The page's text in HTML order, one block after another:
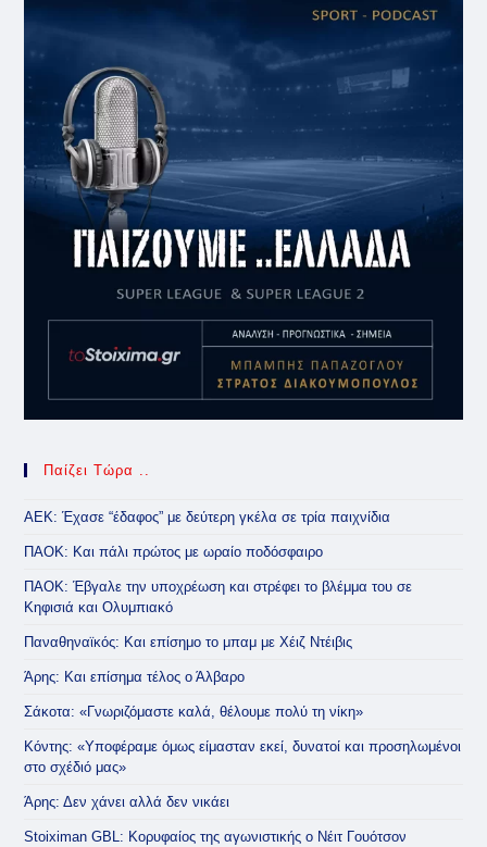
Παίζει Τώρα ..
ΑΕΚ: Έχασε “έδαφος” με δεύτερη γκέλα σε τρία παιχνίδια
ΠΑΟΚ: Και πάλι πρώτος με ωραίο ποδόσφαιρο
ΠΑΟΚ: Έβγαλε την υποχρέωση και στρέφει το βλέμμα του σε
Κηφισιά και Ολυμπιακό
Παναθηναϊκός: Και επίσημο το μπαμ με Χέιζ Ντέιβις
Άρης: Και επίσημα τέλος ο Άλβαρο
Σάκοτα: «Γνωριζόμαστε καλά, θέλουμε πολύ τη νίκη»
Κόντης: «Υποφέραμε όμως είμασταν εκεί, δυνατοί και προσηλωμένοι
στο σχέδιό μας»
Άρης: Δεν χάνει αλλά δεν νικάει
Stoiximan GBL: Κορυφαίος της αγωνιστικής ο Νέιτ Γουότσον